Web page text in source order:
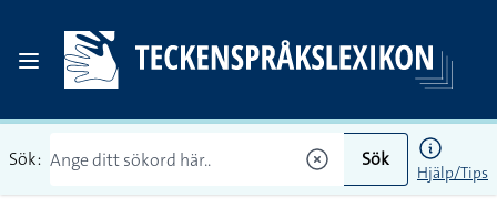
Sök: Sök
Hjälp/Tips